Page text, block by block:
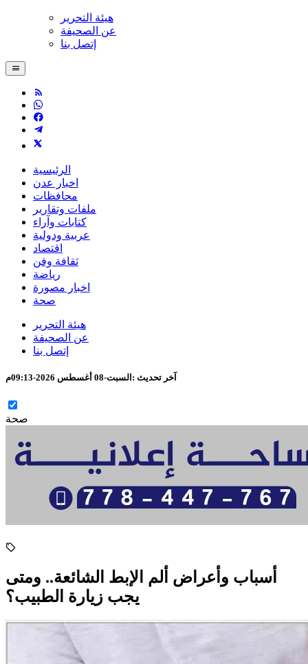
هيئة التحرير
عن الصحيفة
إتصل بنا
الرئيسية
اخبار عدن
محافظات
ملفات وتقارير
كتابات وآراء
عربية ودولية
اقتصاد
ثقافة وفن
رياضة
اخبار مصورة
صحة
هيئة التحرير
عن الصحيفة
إتصل بنا
آخر تحديث : السبت-08 أغسطس 2026-09:13م
صحة
أسباب وأعراض ألم الإبط الشائعة.. ومتى
يجب زيارة الطبيب؟